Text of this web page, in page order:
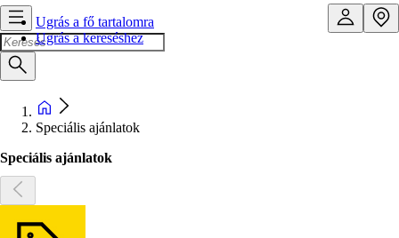
Ugrás a fő tartalomra
Ugrás a kereséshez
Speciális ajánlatok
Speciális ajánlatok